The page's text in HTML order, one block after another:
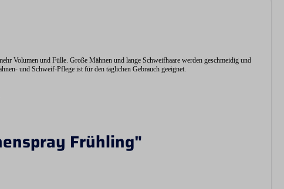
Volumen und Fülle. Große Mähnen und lange Schweifhaare werden geschmeidig und
und Schweif-Pflege ist für den täglichen Gebrauch geeignet.
Frühling"